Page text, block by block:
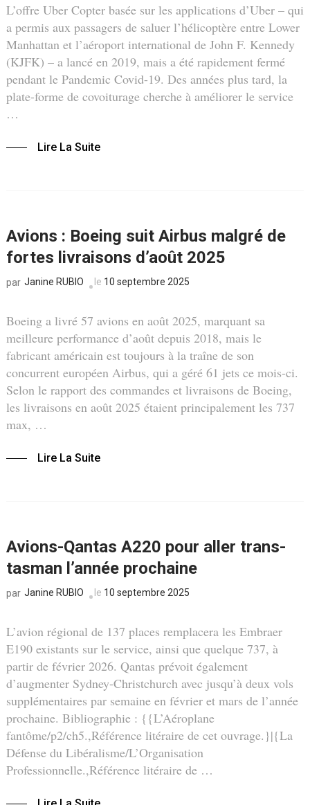
L’offre Uber Copter basée sur les applications d’Uber – qui
a permis aux passagers de saluer l’hélicoptère entre Lower
Manhattan et l’aéroport international de John F. Kennedy
(KJFK) – a lancé en 2019, mais a été rapidement fermé
pendant le Pandemic Covid-19. Des années plus tard, la
plate-forme de covoiturage cherche à améliorer le service
…
Lire La Suite
Avions : Boeing suit Airbus malgré de
fortes livraisons d’août 2025
par Janine RUBIO le 10 septembre 2025
Boeing a livré 57 avions en août 2025, marquant sa
meilleure performance d’août depuis 2018, mais le
fabricant américain est toujours à la traîne de son
concurrent européen Airbus, qui a géré 61 jets ce mois-ci.
Selon le rapport des commandes et livraisons de Boeing,
les livraisons en août 2025 étaient principalement les 737
max, …
Lire La Suite
Avions-Qantas A220 pour aller trans-
tasman l’année prochaine
par Janine RUBIO le 10 septembre 2025
L’avion régional de 137 places remplacera les Embraer
E190 existants sur le service, ainsi que quelque 737, à
partir de février 2026. Qantas prévoit également
d’augmenter Sydney-Christchurch avec jusqu’à deux vols
supplémentaires par semaine en février et mars de l’année
prochaine. Bibliographie : {{L’Aéroplane
fantôme/p2/ch5.,Référence litéraire de cet ouvrage.}|{La
Défense du Libéralisme/L’Organisation
Professionnelle.,Référence litéraire de …